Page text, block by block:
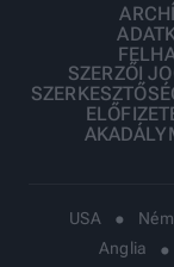
SZERZŐI
USA
Anglia